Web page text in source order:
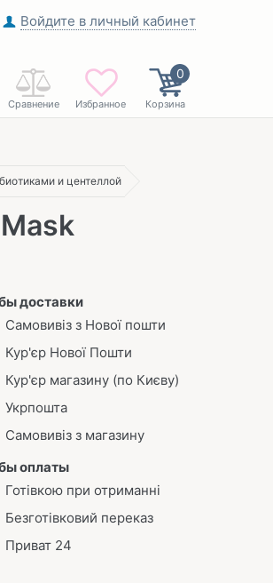
Войдите в личный кабинет
0
Корзина
Избранное
Сравнение
и центеллой
доставки
Самовивіз з Нової пошти
Кур'єр Нової Пошти
Кур'єр магазину (по Києву)
Укрпошта
Самовивіз з магазину
оплаты
Готівкою при отриманні
Безготівковий переказ
Приват 24